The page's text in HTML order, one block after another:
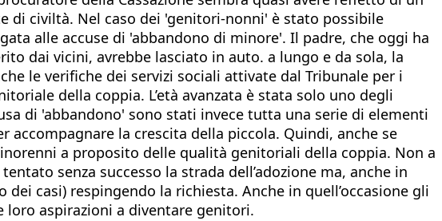
di civiltà. Nel caso dei 'genitori-nonni' è stato possibile
alle accuse di 'abbandono di minore'. Il padre, che oggi ha
dai vicini, avrebbe lasciato in auto. a lungo e da sola, la
le verifiche dei servizi sociali attivate dal Tribunale per i
della coppia. L’età avanzata è stata solo uno degli
di 'abbandono' sono stati invece tutta una serie di elementi
la crescita della piccola. Quindi, anche se
a proposito delle qualità genitoriali della coppia. Non a
senza successo la strada dell’adozione ma, anche in
dei casi) respingendo la richiesta. Anche in quell’occasione gli
aspirazioni a diventare genitori.